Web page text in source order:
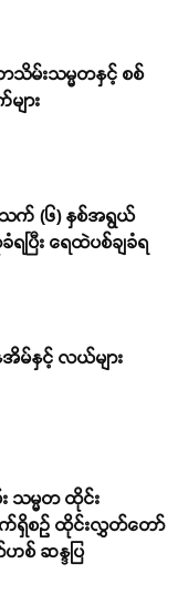
သိမ်းသမ္မတနှင့် စစ်
ျား
က် (၆) နှစ်အရွယ်
ပြီး ရေထဲပစ်ချခံရ
အိမ်နှင့် လယ်များ
သမ္မတ ထိုင်း
ရှိစဉ် ထိုင်းလွှတ်တော်
စ် ဆန္ဒပြ